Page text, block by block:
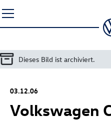
Seiteninhalt
springen
Dieses Bild ist archiviert.
03.12.06
Volkswagen